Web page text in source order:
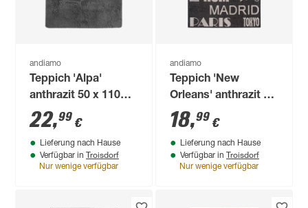
andiamo
Teppich 'Alpa'
anthrazit 50 x 110
cm
22,99 €
Lieferung nach Hause
Verfügbar in Troisdorf
Nur wenige verfügbar
andiamo
Teppich 'New
Orleans' anthrazit 67
x 140 cm
18,99 €
Lieferung nach Hause
Verfügbar in Troisdorf
Nur wenige verfügbar